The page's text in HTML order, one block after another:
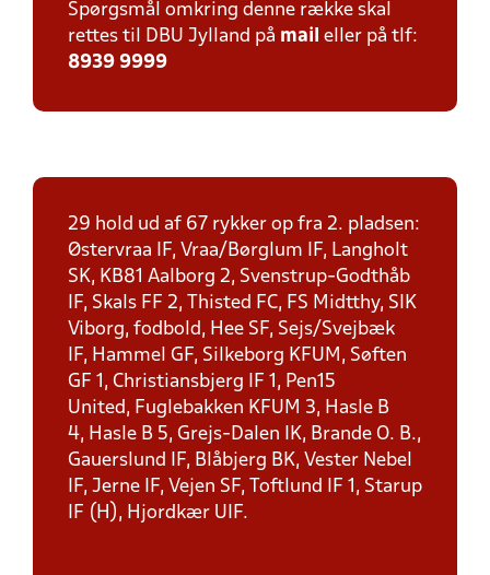
Spørgsmål omkring denne række skal
rettes til DBU Jylland på mail eller på tlf:
8939 9999
29 hold ud af 67 rykker op fra 2. pladsen:
Østervraa IF, Vraa/Børglum IF, Langholt
SK, KB81 Aalborg 2, Svenstrup-Godthåb
IF, Skals FF 2, Thisted FC, FS Midtthy, SIK
Viborg, fodbold, Hee SF, Sejs/Svejbæk
IF, Hammel GF, Silkeborg KFUM, Søften
GF 1, Christiansbjerg IF 1, Pen15
United, Fuglebakken KFUM 3, Hasle B
4, Hasle B 5, Grejs-Dalen IK, Brande O. B.,
Gauerslund IF, Blåbjerg BK, Vester Nebel
IF, Jerne IF, Vejen SF, Toftlund IF 1, Starup
IF (H), Hjordkær UIF.